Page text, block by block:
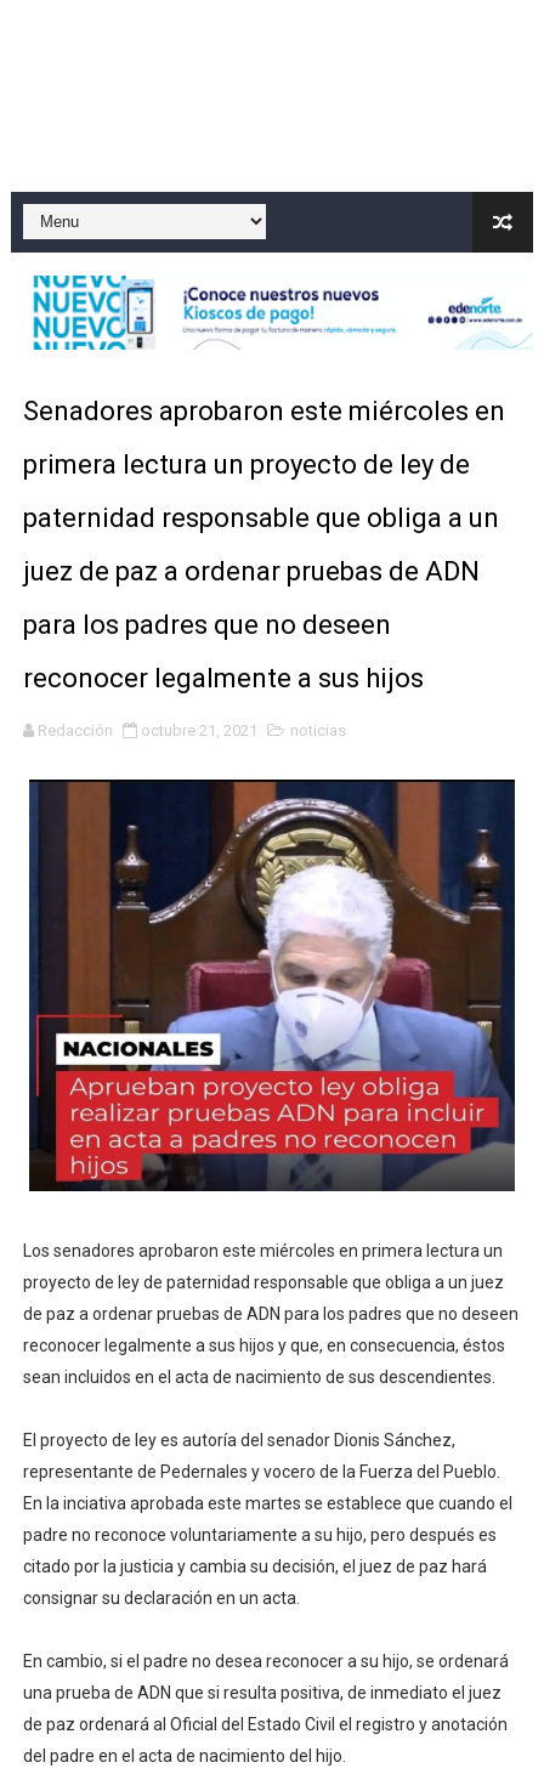
Nuevo Código Penal entra en vigor en República
NY: Ultiman a puñaladas a un dominicano en Long Island
Incendio en tren de Manhattan deja 12 heridos
Lionel Messi y su familia despiden a su padre Jorge
SNS fortalece servicios diagnósticos en centros de
Senadores aprobaron este miércoles en
primera lectura un proyecto de ley de
paternidad responsable que obliga a un
juez de paz a ordenar pruebas de ADN
para los padres que no deseen
reconocer legalmente a sus hijos
Redacción octubre 21, 2021 noticias
Los senadores aprobaron este miércoles en primera lectura un
proyecto de ley de paternidad responsable que obliga a un juez
de paz a ordenar pruebas de ADN para los padres que no deseen
reconocer legalmente a sus hijos y que, en consecuencia, éstos
sean incluidos en el acta de nacimiento de sus descendientes.
El proyecto de ley es autoría del senador Dionis Sánchez,
representante de Pedernales y vocero de la Fuerza del Pueblo.
En la inciativa aprobada este martes se establece que cuando el
padre no reconoce voluntariamente a su hijo, pero después es
citado por la justicia y cambia su decisión, el juez de paz hará
consignar su declaración en un acta.
En cambio, si el padre no desea reconocer a su hijo, se ordenará
una prueba de ADN que si resulta positiva, de inmediato el juez
de paz ordenará al Oficial del Estado Civil el registro y anotación
del padre en el acta de nacimiento del hijo.